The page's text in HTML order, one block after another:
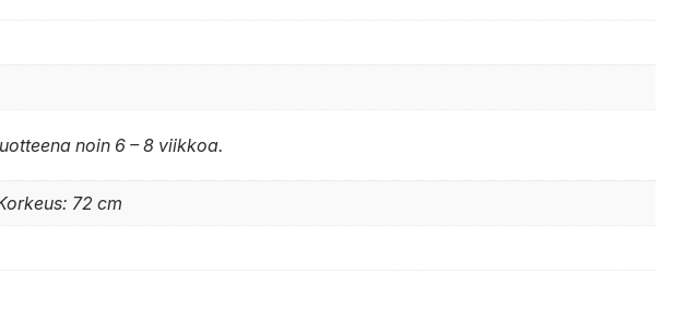
noin 6 – 8 viikkoa.
72 cm